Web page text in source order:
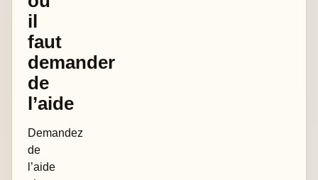
il
faut
demander
de
l’aide
Demandez
de
l’aide